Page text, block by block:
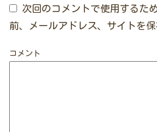
次回のコメントで使用するた
前、メールアドレス、サイトを保
コメント